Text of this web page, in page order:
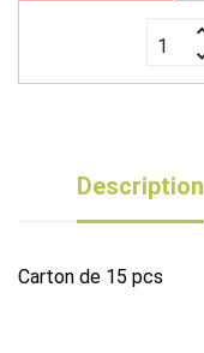
Description
Carton de 15 pcs